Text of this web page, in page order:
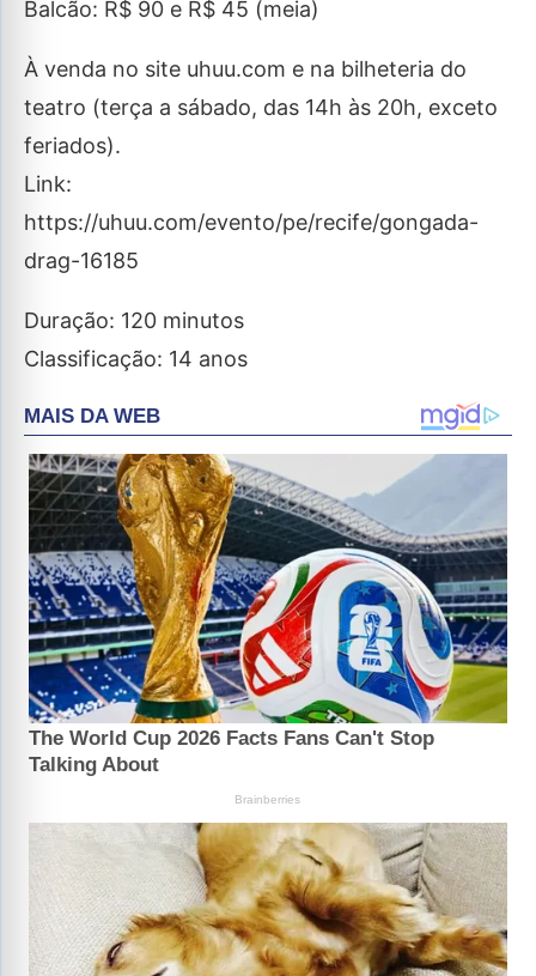
Balcão: R$ 90 e R$ 45 (meia)
À venda no site uhuu.com e na bilheteria do
teatro (terça a sábado, das 14h às 20h, exceto
feriados).
Link:
https://uhuu.com/evento/pe/recife/gongada-
drag-16185
Duração: 120 minutos
Classificação: 14 anos